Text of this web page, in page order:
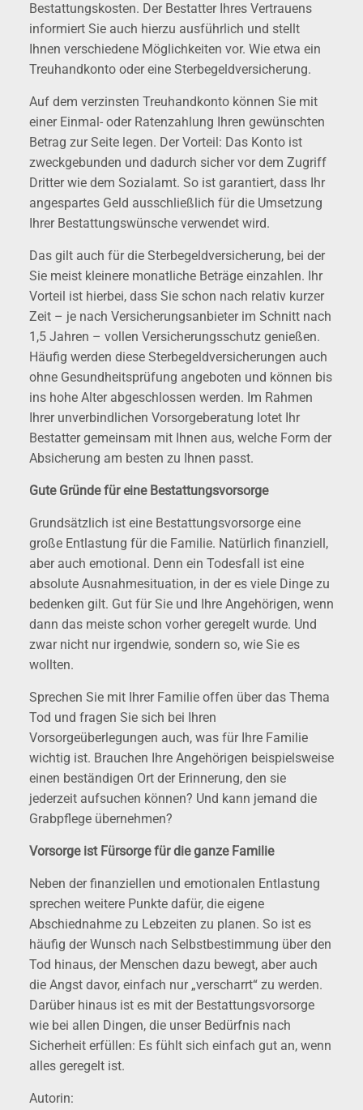
Bestattungskosten. Der Bestatter Ihres Vertrauens
informiert Sie auch hierzu ausführlich und stellt
Ihnen verschiedene Möglichkeiten vor. Wie etwa ein
Treuhandkonto oder eine Sterbegeldversicherung.
Auf dem verzinsten Treuhandkonto können Sie mit
einer Einmal- oder Ratenzahlung Ihren gewünschten
Betrag zur Seite legen. Der Vorteil: Das Konto ist
zweckgebunden und dadurch sicher vor dem Zugriff
Dritter wie dem Sozialamt. So ist garantiert, dass Ihr
angespartes Geld ausschließlich für die Umsetzung
Ihrer Bestattungswünsche verwendet wird.
Das gilt auch für die Sterbegeldversicherung, bei der
Sie meist kleinere monatliche Beträge einzahlen. Ihr
Vorteil ist hierbei, dass Sie schon nach relativ kurzer
Zeit – je nach Versicherungsanbieter im Schnitt nach
1,5 Jahren – vollen Versicherungsschutz genießen.
Häufig werden diese Sterbegeldversicherungen auch
ohne Gesundheitsprüfung angeboten und können bis
ins hohe Alter abgeschlossen werden. Im Rahmen
Ihrer unverbindlichen Vorsorgeberatung lotet Ihr
Bestatter gemeinsam mit Ihnen aus, welche Form der
Absicherung am besten zu Ihnen passt.
Gute Gründe für eine Bestattungsvorsorge
Grundsätzlich ist eine Bestattungsvorsorge eine
große Entlastung für die Familie. Natürlich finanziell,
aber auch emotional. Denn ein Todesfall ist eine
absolute Ausnahmesituation, in der es viele Dinge zu
bedenken gilt. Gut für Sie und Ihre Angehörigen, wenn
dann das meiste schon vorher geregelt wurde. Und
zwar nicht nur irgendwie, sondern so, wie Sie es
wollten.
Sprechen Sie mit Ihrer Familie offen über das Thema
Tod und fragen Sie sich bei Ihren
Vorsorgeüberlegungen auch, was für Ihre Familie
wichtig ist. Brauchen Ihre Angehörigen beispielsweise
einen beständigen Ort der Erinnerung, den sie
jederzeit aufsuchen können? Und kann jemand die
Grabpﬂege übernehmen?
Vorsorge ist Fürsorge für die ganze Familie
Neben der finanziellen und emotionalen Entlastung
sprechen weitere Punkte dafür, die eigene
Abschiednahme zu Lebzeiten zu planen. So ist es
häufig der Wunsch nach Selbstbestimmung über den
Tod hinaus, der Menschen dazu bewegt, aber auch
die Angst davor, einfach nur „verscharrt“ zu werden.
Darüber hinaus ist es mit der Bestattungsvorsorge
wie bei allen Dingen, die unser Bedürfnis nach
Sicherheit erfüllen: Es fühlt sich einfach gut an, wenn
alles geregelt ist.
Autorin: